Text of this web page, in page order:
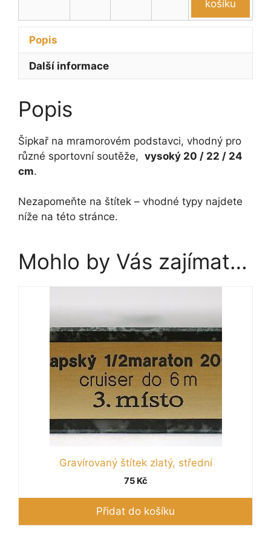
trofej
20
množství
košíku
Popis
Další informace
Popis
Šipkař na mramorovém podstavci, vhodný pro
různé sportovní soutěže, vysoký 20 / 22 / 24
cm.
Nezapomeňte na štítek – vhodné typy najdete
níže na této stránce.
Mohlo by Vás zajímat…
Gravírovaný štítek zlatý, střední
75 Kč
Přidat do košíku